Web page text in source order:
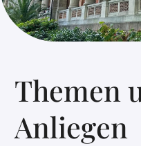
Themen
Anliegen